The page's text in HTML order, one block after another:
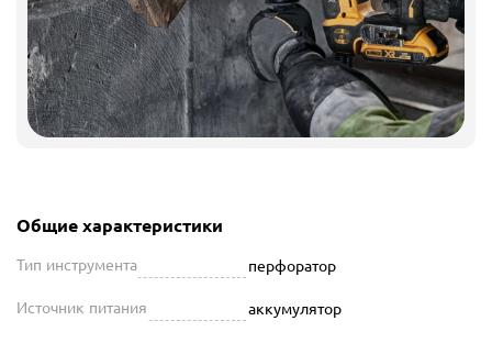
Общие характеристики
Тип инструмента перфоратор
Источник питания аккумулятор